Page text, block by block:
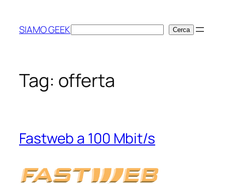
contenuto
SIAMO GEEKCerca Cerca
Tag: offerta
Fastweb a 100 Mbit/s